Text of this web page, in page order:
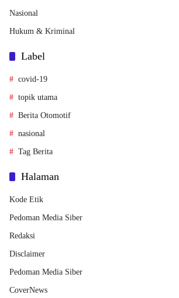
Nasional
Hukum & Kriminal
Label
covid-19
topik utama
Berita Otomotif
nasional
Tag Berita
Halaman
Kode Etik
Pedoman Media Siber
Redaksi
Disclaimer
Pedoman Media Siber
CoverNews